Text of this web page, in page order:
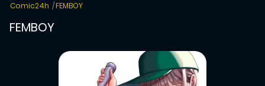
Comic24h FEMBOY
FEMBOY